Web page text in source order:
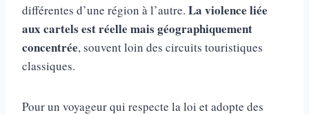
différentes d’une région à l’autre. La violence liée
aux cartels est réelle mais géographiquement
concentrée, souvent loin des circuits touristiques
classiques.
Pour un voyageur qui respecte la loi et adopte des